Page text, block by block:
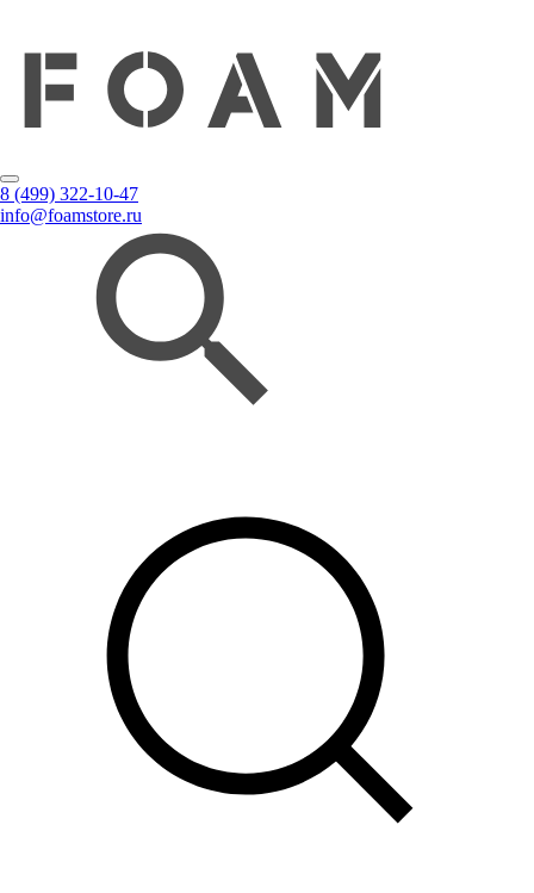
8 (499) 322-10-47
info@foamstore.ru